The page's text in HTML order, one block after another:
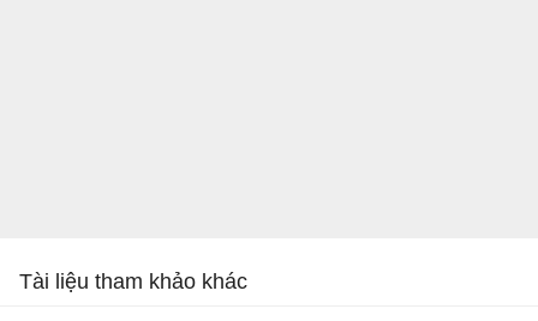
Tài liệu tham khảo khác